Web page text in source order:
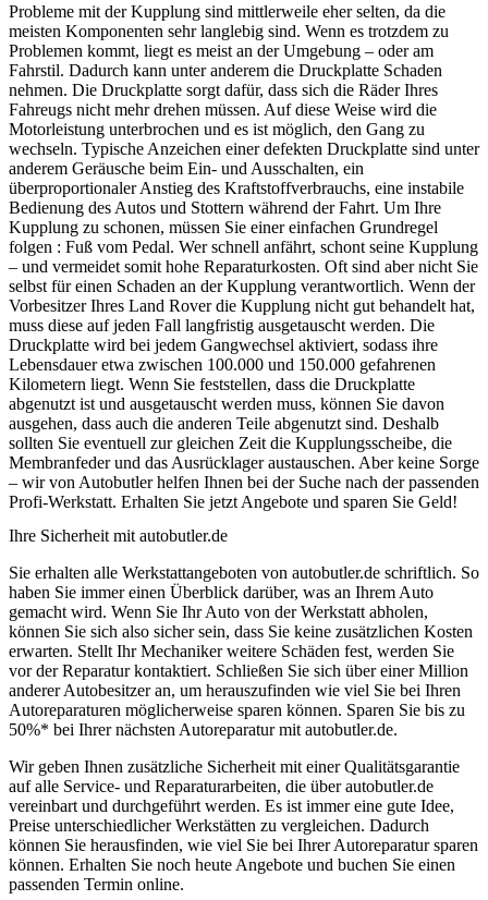
Probleme mit der Kupplung sind mittlerweile eher selten, da die
meisten Komponenten sehr langlebig sind. Wenn es trotzdem zu
Problemen kommt, liegt es meist an der Umgebung – oder am
Fahrstil. Dadurch kann unter anderem die Druckplatte Schaden
nehmen. Die Druckplatte sorgt dafür, dass sich die Räder Ihres
Fahreugs nicht mehr drehen müssen. Auf diese Weise wird die
Motorleistung unterbrochen und es ist möglich, den Gang zu
wechseln. Typische Anzeichen einer defekten Druckplatte sind unter
anderem Geräusche beim Ein- und Ausschalten, ein
überproportionaler Anstieg des Kraftstoffverbrauchs, eine instabile
Bedienung des Autos und Stottern während der Fahrt. Um Ihre
Kupplung zu schonen, müssen Sie einer einfachen Grundregel
folgen : Fuß vom Pedal. Wer schnell anfährt, schont seine Kupplung
– und vermeidet somit hohe Reparaturkosten. Oft sind aber nicht Sie
selbst für einen Schaden an der Kupplung verantwortlich. Wenn der
Vorbesitzer Ihres Land Rover die Kupplung nicht gut behandelt hat,
muss diese auf jeden Fall langfristig ausgetauscht werden. Die
Druckplatte wird bei jedem Gangwechsel aktiviert, sodass ihre
Lebensdauer etwa zwischen 100.000 und 150.000 gefahrenen
Kilometern liegt. Wenn Sie feststellen, dass die Druckplatte
abgenutzt ist und ausgetauscht werden muss, können Sie davon
ausgehen, dass auch die anderen Teile abgenutzt sind. Deshalb
sollten Sie eventuell zur gleichen Zeit die Kupplungsscheibe, die
Membranfeder und das Ausrücklager austauschen. Aber keine Sorge
– wir von Autobutler helfen Ihnen bei der Suche nach der passenden
Profi-Werkstatt. Erhalten Sie jetzt Angebote und sparen Sie Geld!
Ihre Sicherheit mit autobutler.de
Sie erhalten alle Werkstattangeboten von autobutler.de schriftlich. So
haben Sie immer einen Überblick darüber, was an Ihrem Auto
gemacht wird. Wenn Sie Ihr Auto von der Werkstatt abholen,
können Sie sich also sicher sein, dass Sie keine zusätzlichen Kosten
erwarten. Stellt Ihr Mechaniker weitere Schäden fest, werden Sie
vor der Reparatur kontaktiert. Schließen Sie sich über einer Million
anderer Autobesitzer an, um herauszufinden wie viel Sie bei Ihren
Autoreparaturen möglicherweise sparen können. Sparen Sie bis zu
50%* bei Ihrer nächsten Autoreparatur mit autobutler.de.
Wir geben Ihnen zusätzliche Sicherheit mit einer Qualitätsgarantie
auf alle Service- und Reparaturarbeiten, die über autobutler.de
vereinbart und durchgeführt werden. Es ist immer eine gute Idee,
Preise unterschiedlicher Werkstätten zu vergleichen. Dadurch
können Sie herausfinden, wie viel Sie bei Ihrer Autoreparatur sparen
können. Erhalten Sie noch heute Angebote und buchen Sie einen
passenden Termin online.